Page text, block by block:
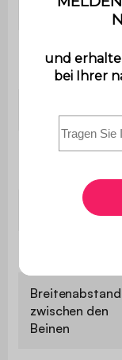
Verlängerungen
Tisch (ohne / mit
Verlängerung)
Dicke der
Breitenabstand
zwischen den
Beinen